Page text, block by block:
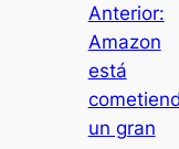
Anterior:
Amazon
está
un gran